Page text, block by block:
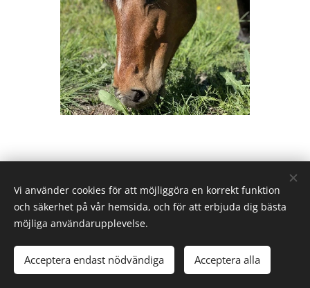
Karby Ridanläggning drivs av Ryttarcenter i Täby AB på
uppdrag avTäby Kommun.
Täby Ryttarcenter & Täby Ryttarsällskap
Efraimsbergsvägen 7, 187 75 Täby
Cookies
Vi använder cookies för att möjliggöra en korrekt funktion
och säkerhet på vår hemsida, och för att erbjuda dig bästa
möjliga användarupplevelse.
Acceptera endast nödvändiga Acceptera alla